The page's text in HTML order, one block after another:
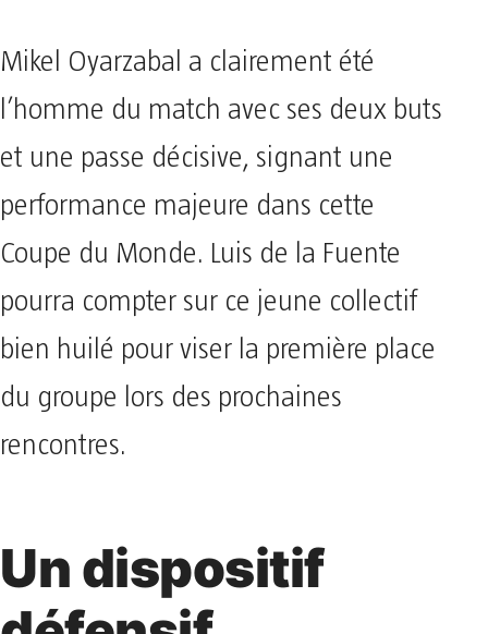
Mikel Oyarzabal a clairement été
l’homme du match avec ses deux buts
et une passe décisive, signant une
performance majeure dans cette
Coupe du Monde. Luis de la Fuente
pourra compter sur ce jeune collectif
bien huilé pour viser la première place
du groupe lors des prochaines
rencontres.
Un dispositif